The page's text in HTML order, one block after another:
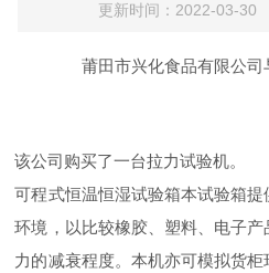
更新时间：2022-03-
莆田市兴化食品有限公司
该公司购买了一台拉力试验机。
可程式恒温恒湿试验箱本试验箱
环境，以比较橡胶、塑料、电子
力的减衰程度。本机亦可模拟货